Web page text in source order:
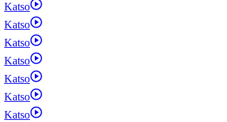
Katso
Katso
Katso
Katso
Katso
Katso
Katso